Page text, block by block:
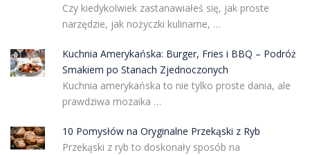
Czy kiedykolwiek zastanawiałeś się, jak proste
narzędzie, jak nożyczki kulinarne, …
Kuchnia Amerykańska: Burger, Fries i BBQ – Podróż
Smakiem po Stanach Zjednoczonych
Kuchnia amerykańska to nie tylko proste dania, ale
prawdziwa mozaika …
10 Pomysłów na Oryginalne Przekąski z Ryb
Przekąski z ryb to doskonały sposób na